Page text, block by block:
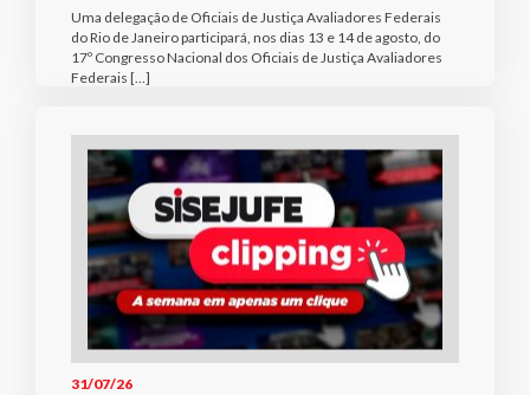
Uma delegação de Oficiais de Justiça Avaliadores Federais
do Rio de Janeiro participará, nos dias 13 e 14 de agosto, do
17º Congresso Nacional dos Oficiais de Justiça Avaliadores
Federais […]
31/07/26